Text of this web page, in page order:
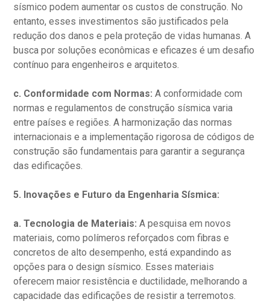
sísmico podem aumentar os custos de construção. No
entanto, esses investimentos são justificados pela
redução dos danos e pela proteção de vidas humanas. A
busca por soluções econômicas e eficazes é um desafio
contínuo para engenheiros e arquitetos.
c. Conformidade com Normas: A conformidade com
normas e regulamentos de construção sísmica varia
entre países e regiões. A harmonização das normas
internacionais e a implementação rigorosa de códigos de
construção são fundamentais para garantir a segurança
das edificações.
5. Inovações e Futuro da Engenharia Sísmica:
a. Tecnologia de Materiais: A pesquisa em novos
materiais, como polímeros reforçados com fibras e
concretos de alto desempenho, está expandindo as
opções para o design sísmico. Esses materiais
oferecem maior resistência e ductilidade, melhorando a
capacidade das edificações de resistir a terremotos.